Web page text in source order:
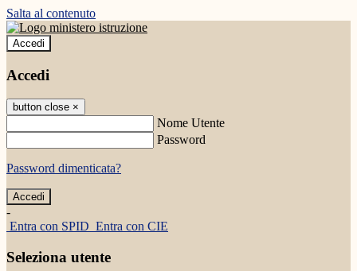
Salta al contenuto
Accedi
Accedi
button close ×
Nome Utente
Password
Password dimenticata?
-
Entra con SPID Entra con CIE
Seleziona utente